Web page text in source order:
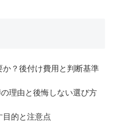
？後付け費用と判断基準
理由と後悔しない選び方
目的と注意点